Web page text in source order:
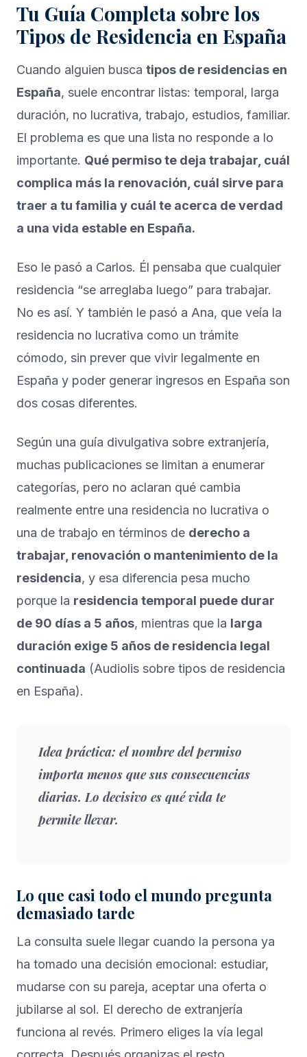
Tu Guía Completa sobre los
Tipos de Residencia en España
Cuando alguien busca tipos de residencias en
España, suele encontrar listas: temporal, larga
duración, no lucrativa, trabajo, estudios, familiar.
El problema es que una lista no responde a lo
importante. Qué permiso te deja trabajar, cuál
complica más la renovación, cuál sirve para
traer a tu familia y cuál te acerca de verdad
a una vida estable en España.
Eso le pasó a Carlos. Él pensaba que cualquier
residencia “se arreglaba luego” para trabajar.
No es así. Y también le pasó a Ana, que veía la
residencia no lucrativa como un trámite
cómodo, sin prever que vivir legalmente en
España y poder generar ingresos en España son
dos cosas diferentes.
Según una guía divulgativa sobre extranjería,
muchas publicaciones se limitan a enumerar
categorías, pero no aclaran qué cambia
realmente entre una residencia no lucrativa o
una de trabajo en términos de derecho a
trabajar, renovación o mantenimiento de la
residencia, y esa diferencia pesa mucho
porque la residencia temporal puede durar
de 90 días a 5 años, mientras que la larga
duración exige 5 años de residencia legal
continuada (Audiolis sobre tipos de residencia
en España).
Idea práctica: el nombre del permiso
importa menos que sus consecuencias
diarias. Lo decisivo es qué vida te
permite llevar.
Lo que casi todo el mundo pregunta
demasiado tarde
La consulta suele llegar cuando la persona ya
ha tomado una decisión emocional: estudiar,
mudarse con su pareja, aceptar una oferta o
jubilarse al sol. El derecho de extranjería
funciona al revés. Primero eliges la vía legal